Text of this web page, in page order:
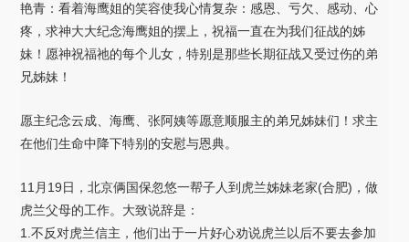
艳青：看着海鹰姐的笑容使我心情复杂：感恩、亏欠、感动、心
疼，求神大大纪念海鹰姐的摆上，祝福一直在为我们征战的姊
妹！愿神祝福祂的每个儿女，特别是那些长期征战又受过伤的弟
兄姊妹！
愿主纪念云成、海鹰、张阿姨等愿意顺服主的弟兄姊妹们！求主
在他们生命中降下特别的安慰与恩典。
11月19日，北京俩国保忽悠一帮子人到虎兰姊妹老家(合肥)，做
虎兰父母的工作。大致说辞是：
1.不反对虎兰信主，他们出于一片好心劝说虎兰以后不要去参加